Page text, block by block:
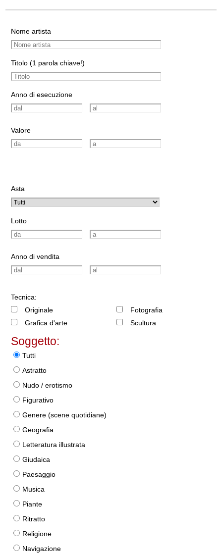
Nome artista
Titolo (1 parola chiave!)
Anno di esecuzione
Valore
Asta
Lotto
Anno di vendita
Tecnica:
Originale
Grafica d'arte
Fotografia
Scultura
Soggetto:
Tutti
Astratto
Nudo / erotismo
Figurativo
Genere (scene quotidiane)
Geografia
Letteratura illustrata
Giudaica
Paesaggio
Musica
Piante
Ritratto
Religione
Navigazione